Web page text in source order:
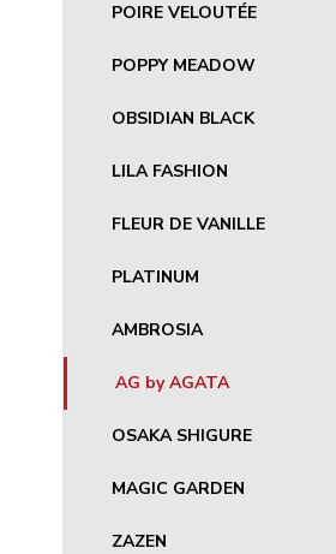
POIRE VELOUTÉE
POPPY MEADOW
OBSIDIAN BLACK
LILA FASHION
FLEUR DE VANILLE
PLATINUM
AMBROSIA
AG by AGATA
OSAKA SHIGURE
MAGIC GARDEN
ZAZEN